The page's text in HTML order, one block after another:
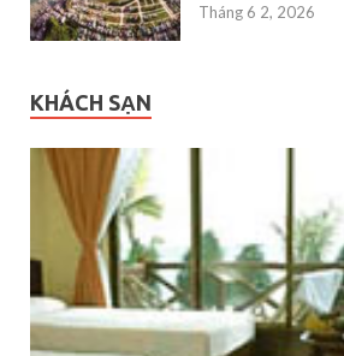
Tháng 6 2, 2026
KHÁCH SẠN